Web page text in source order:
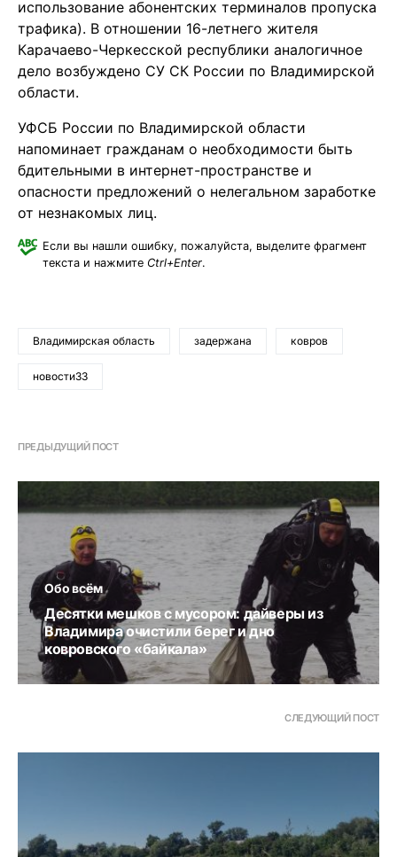
использование абонентских терминалов пропуска
трафика). В отношении 16-летнего жителя
Карачаево-Черкесской республики аналогичное
дело возбуждено СУ СК России по Владимирской
области.
УФСБ России по Владимирской области
напоминает гражданам о необходимости быть
бдительными в интернет-пространстве и
опасности предложений о нелегальном заработке
от незнакомых лиц.
Если вы нашли ошибку, пожалуйста, выделите фрагмент
текста и нажмите Ctrl+Enter.
Владимирская область задержана ковров
новости33
ПРЕДЫДУЩИЙ ПОСТ
Обо всём
Десятки мешков с мусором: дайверы из
Владимира очистили берег и дно
ковровского «байкала»
СЛЕДУЮЩИЙ ПОСТ